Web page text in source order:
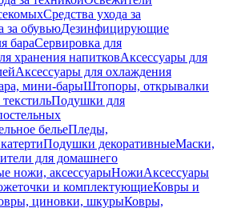
Средства ухода за
за обувьюДезинфицирующие
бараСервировка для
хранения напитковАксессуары для
Аксессуары для охлаждения
мини-барыШтопоры, открывалки
Подушки для
бельеПледы,
Подушки декоративныеМаски,
для домашнего
ножи, аксессуарыНожиАксессуары
и комплектующиеКовры и
циновки, шкурыКовры,